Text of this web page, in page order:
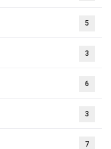
5
3
6
3
7